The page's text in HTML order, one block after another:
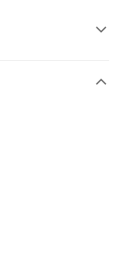
式。 讓您購物簡單